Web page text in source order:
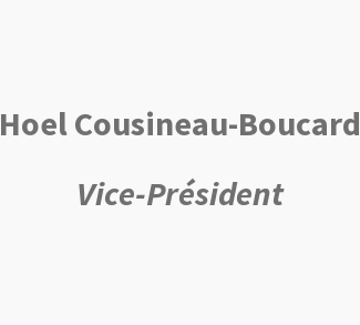
Hoel Cousineau-Boucard
Vice-Président